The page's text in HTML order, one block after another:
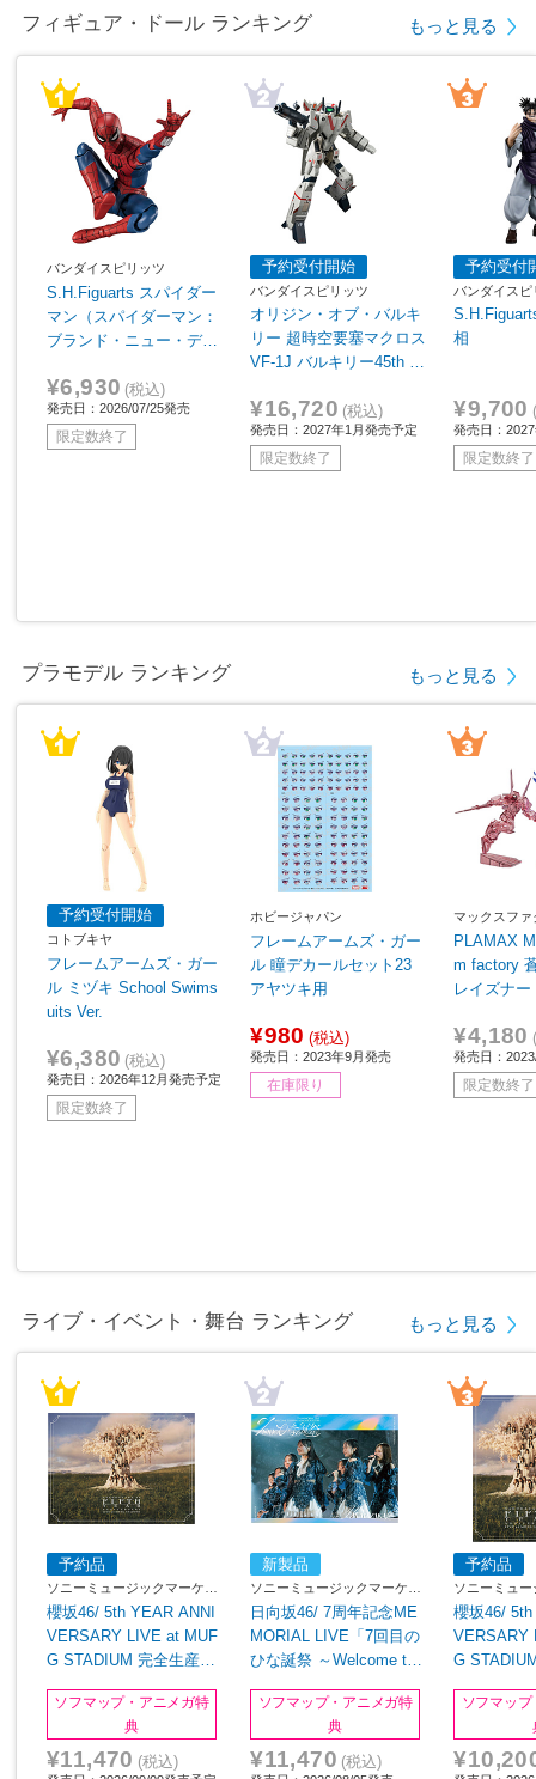
フィギュア・ドール ランキング もっと見る
バンダイスピリッツ
S.H.Figuarts スパイダー
マン（スパイダーマン：
ブランド・ニュー・デ
¥6,930 (税込)
発売日：2026/07/25発売
限定数終了
予約受付開始
バンダイスピリッツ
オリジン・オブ・バルキ
リー 超時空要塞マクロス
VF-1J バルキリー45th A
¥16,720 (税込)
発売日：2027年1月発売予定
限定数終了
予約受付
バンダイスピ
相
¥9,700
発売日：
限定数終了
プラモデル ランキング もっと見る
予約受付開始
コトブキヤ
フレームアームズ・ガー
ル ミヅキ School Swims
uits Ver.
¥6,380 (税込)
発売日：2026年12月発売予定
限定数終了
ホビージャパン
フレームアームズ・ガー
ル 瞳デカールセット23
アヤツキ用
¥980 (税込)
発売日：2023年9月発売
在庫限り
マックスフ
PLAMAX
m factory
レイズナ
er.
¥4,180
発売日：
限定数終了
ライブ・イベント・舞台 ランキング もっと見る
予約品
ソニーミュージックマーケテ
ィング
櫻坂46/ 5th YEAR ANNI
VERSARY LIVE at MUF
G STADIUM 完全生産限
ソフマップ・アニメガ特
典
¥11,470 (税込)
新製品
ソニーミュージックマーケテ
ィング
日向坂46/ 7周年記念ME
MORIAL LIVE「7回目の
ひな誕祭 ～Welcome to
TRA～」in 横浜スタジア
ム 完全生産限定盤 BD
ソフマップ・アニメガ特
典
¥11,470 (税込)
予約品
ソニーミュ
ィング
櫻坂46/
VERSARY
G
ソフマッ